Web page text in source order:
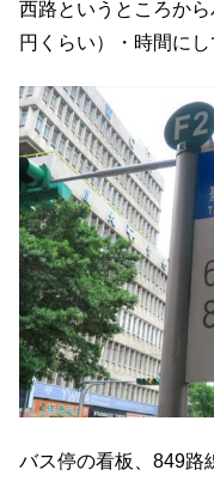
西路というところか
円くらい）・時間に
バス停の看板、849路